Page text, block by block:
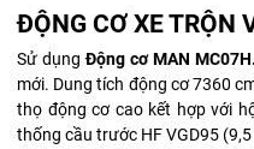
ĐỘNG CƠ XE TRỘN
Sử dụngĐộng cơ MAN
mới. Dung tích động cơ 7360
thọ động cơ cao kết hợp với
thống cầu trước HF VGD95